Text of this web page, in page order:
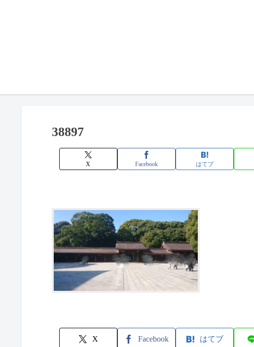
38897
X Facebook はてブ
X Facebook はてブ